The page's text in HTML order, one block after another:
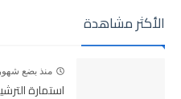
الأكثر مشاهدة
منذ بضع شهور
استمارة